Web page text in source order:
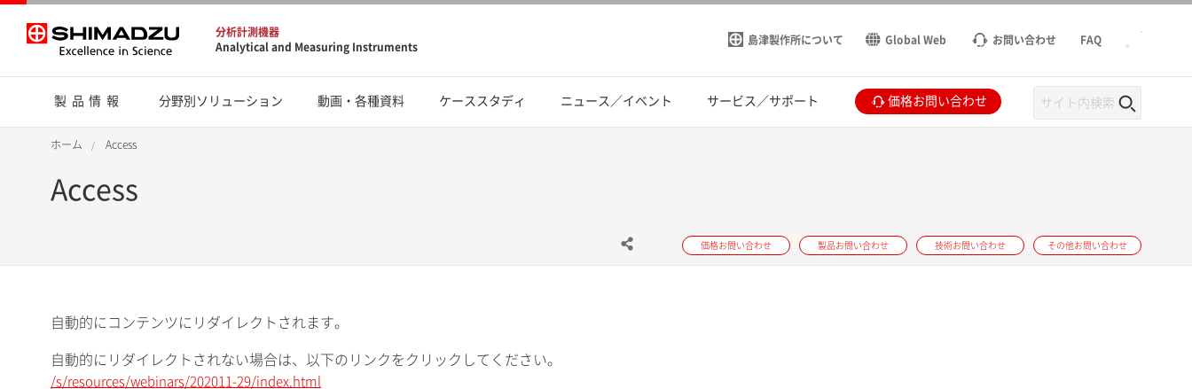
分析計測機器
Analytical and Measuring Instruments
島津製作所について Global Web お問い合わせ FAQ
製品情報 分野別ソリューション 動画・各種資料 ケーススタディ ニュース／イベント サービス／サポート 価格お問い合わせ
ホーム Access
Access
価格お問い合わせ 製品お問い合わせ 技術お問い合わせ その他お問い合わせ
自動的にコンテンツにリダイレクトされます。
自動的にリダイレクトされない場合は、以下のリンクをクリックしてください。
/s/resources/webinars/202011-29/index.html